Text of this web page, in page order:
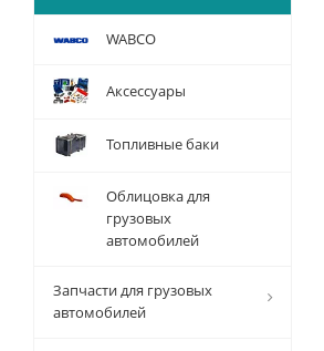
WABCO
Аксессуары
Топливные баки
Облицовка для
грузовых
автомобилей
Запчасти для грузовых
автомобилей